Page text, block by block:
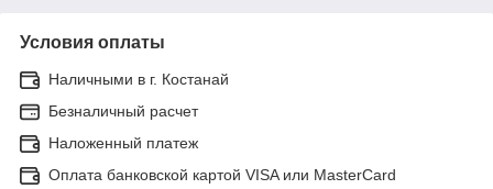
Условия оплаты
Наличными в г. Костанай
Безналичный расчет
Наложенный платеж
Оплата банковской картой VISA или MasterCard